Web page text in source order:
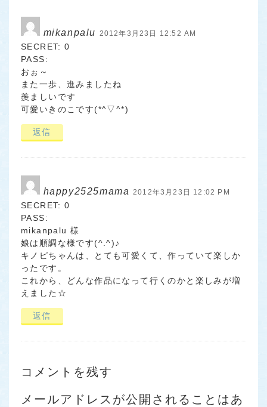
mikanpalu 2012年3月23日 12:52 AM
SECRET: 0
PASS:
おぉ～
また一歩、進みましたね
羨ましいです
可愛いきのこです(*^▽^*)
返信
happy2525mama 2012年3月23日 12:02 PM
SECRET: 0
PASS:
mikanpalu 様
娘は順調な様です(^.^)♪
キノピちゃんは、とても可愛くて、作っていて楽しか
ったです。
これから、どんな作品になって行くのかと楽しみが増
えました☆
返信
コメントを残す
メールアドレスが公開されることはあ